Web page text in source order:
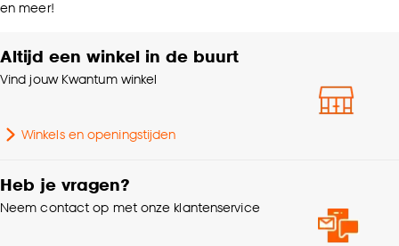
en meer!
Altijd een winkel in de buurt
Vind jouw Kwantum winkel
Winkels en openingstijden
Heb je vragen?
Neem contact op met onze klantenservice